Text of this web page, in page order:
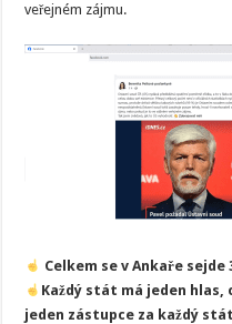
veřejném zájmu.
Celkem se v Ankaře sejde
Každý stát má jeden hlas,
jeden zástupce za každý